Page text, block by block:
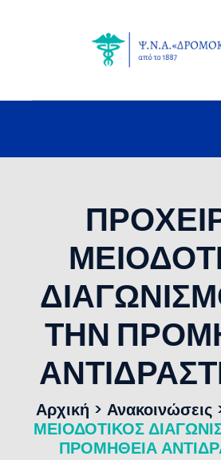
ΤΗΝ
Αρχική > Ανακοινώσεις
ΜΕΙΟΔΟΤΙΚΟΣ
ΠΡΟΜΗΘΕΙΑ